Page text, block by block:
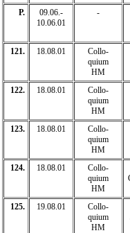
P.
09.06.-
10.06.01
-
121.
18.08.01
Collo-
quium
HM
122. 18.08.01
Collo-
quium
HM
123. 18.08.01
Collo-
quium
HM
124. 18.08.01
Collo-
quium
HM
125. 19.08.01
Collo-
quium
HM